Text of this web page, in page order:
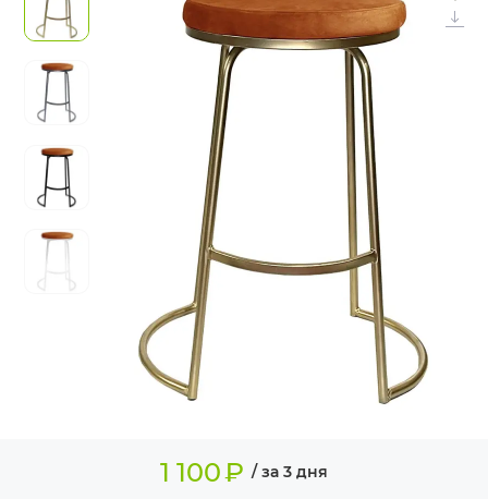
ОСВЕЩЕНИЕ
ДЕКОР
НАВИГАЦИЯ
ИЗДЕЛИЯ ДЛЯ
КОМФОРТА
ТЕХНИЧЕСКОЕ
ОБОРУДОВАНИЕ
Барная мебель
1 100₽ / за 3 дня